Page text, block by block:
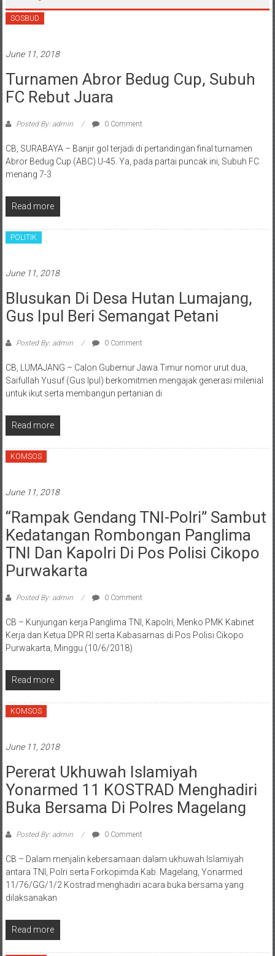
SOSBUD
June 11, 2018
Turnamen Abror Bedug Cup, Subuh
FC Rebut Juara
Posted By: admin 0 Comment
CB, SURABAYA – Banjir gol terjadi di pertandingan final turnamen
Abror Bedug Cup (ABC) U-45. Ya, pada partai puncak ini, Subuh FC
menang 7-3
Read more
POLITIK
June 11, 2018
Blusukan Di Desa Hutan Lumajang,
Gus Ipul Beri Semangat Petani
Posted By: admin 0 Comment
CB, LUMAJANG – Calon Gubernur Jawa Timur nomor urut dua,
Saifullah Yusuf (Gus Ipul) berkomitmen mengajak generasi milenial
untuk ikut serta membangun pertanian di
Read more
KOMSOS
June 11, 2018
“Rampak Gendang TNI-Polri” Sambut
Kedatangan Rombongan Panglima
TNI Dan Kapolri Di Pos Polisi Cikopo
Purwakarta
Posted By: admin 0 Comment
CB – Kunjungan kerja Panglima TNI, Kapolri, Menko PMK Kabinet
Kerja dan Ketua DPR RI serta Kabasarnas di Pos Polisi Cikopo
Purwakarta, Minggu (10/6/2018)
Read more
KOMSOS
June 11, 2018
Pererat Ukhuwah Islamiyah
Yonarmed 11 KOSTRAD Menghadiri
Buka Bersama Di Polres Magelang
Posted By: admin 0 Comment
CB – Dalam menjalin kebersamaan dalam ukhuwah Islamiyah
antara TNI, Polri serta Forkopimda Kab. Magelang, Yonarmed
11/76/GG/1/2 Kostrad menghadiri acara buka bersama yang
dilaksanakan
Read more